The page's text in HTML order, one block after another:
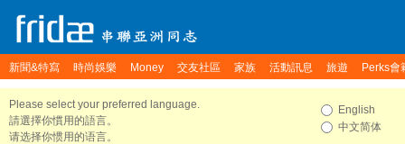
新聞&特寫 時尚娛樂 Money 交友社區 家族 活動訊息 旅遊 Perks會
Please select your preferred language.
請選擇你慣用的語言。
请选择你惯用的语言。
English
中文简体